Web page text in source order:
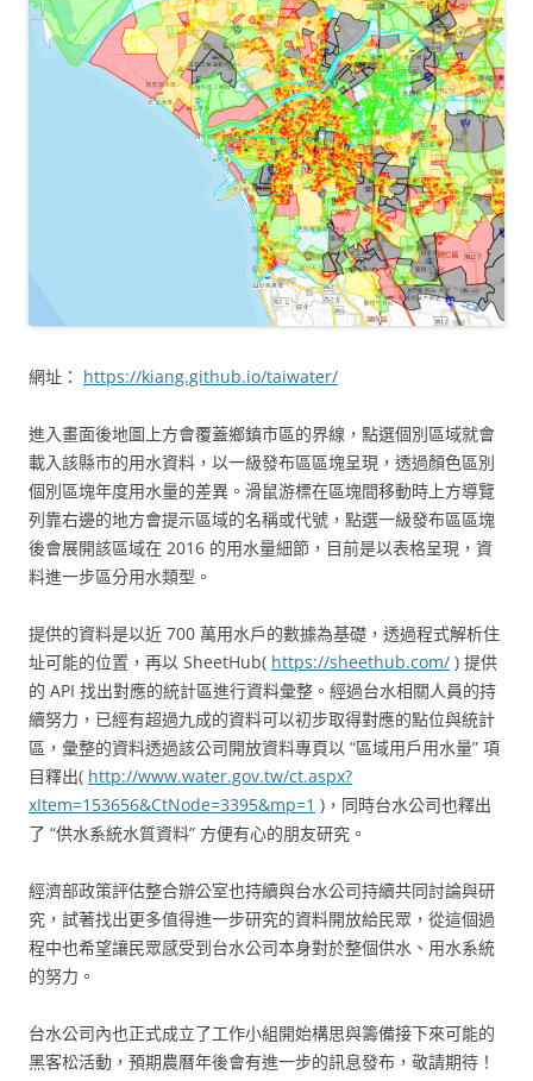
網址： https://kiang.github.io/taiwater/
進入畫面後地圖上方會覆蓋鄉鎮市區的界線，點選個別區域就會
載入該縣市的用水資料，以一級發布區區塊呈現，透過顏色區別
個別區塊年度用水量的差異。滑鼠游標在區塊間移動時上方導覽
列靠右邊的地方會提示區域的名稱或代號，點選一級發布區區塊
後會展開該區域在 2016 的用水量細節，目前是以表格呈現，資
料進一步區分用水類型。
提供的資料是以近 700 萬用水戶的數據為基礎，透過程式解析住
址可能的位置，再以 SheetHub( https://sheethub.com/ ) 提供
的 API 找出對應的統計區進行資料彙整。經過台水相關人員的持
續努力，已經有超過九成的資料可以初步取得對應的點位與統計
區，彙整的資料透過該公司開放資料專頁以 “區域用戶用水量” 項
目釋出( http://www.water.gov.tw/ct.aspx?
xItem=153656&CtNode=3395&mp=1 )，同時台水公司也釋出
了 “供水系統水質資料” 方便有心的朋友研究。
經濟部政策評估整合辦公室也持續與台水公司持續共同討論與研
究，試著找出更多值得進一步研究的資料開放給民眾，從這個過
程中也希望讓民眾感受到台水公司本身對於整個供水、用水系統
的努力。
台水公司內也正式成立了工作小組開始構思與籌備接下來可能的
黑客松活動，預期農曆年後會有進一步的訊息發布，敬請期待！